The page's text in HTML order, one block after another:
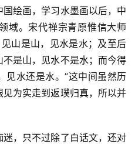
绘画，学习水墨画以后，中
域。宋代禅宗青原惟信大师
山是山，见水是水；及至后
是山，见水不是水；而今得
见水还是水。”这中间虽然历
为实走到返璞归真，所以并
，只不过除了白话文，还对